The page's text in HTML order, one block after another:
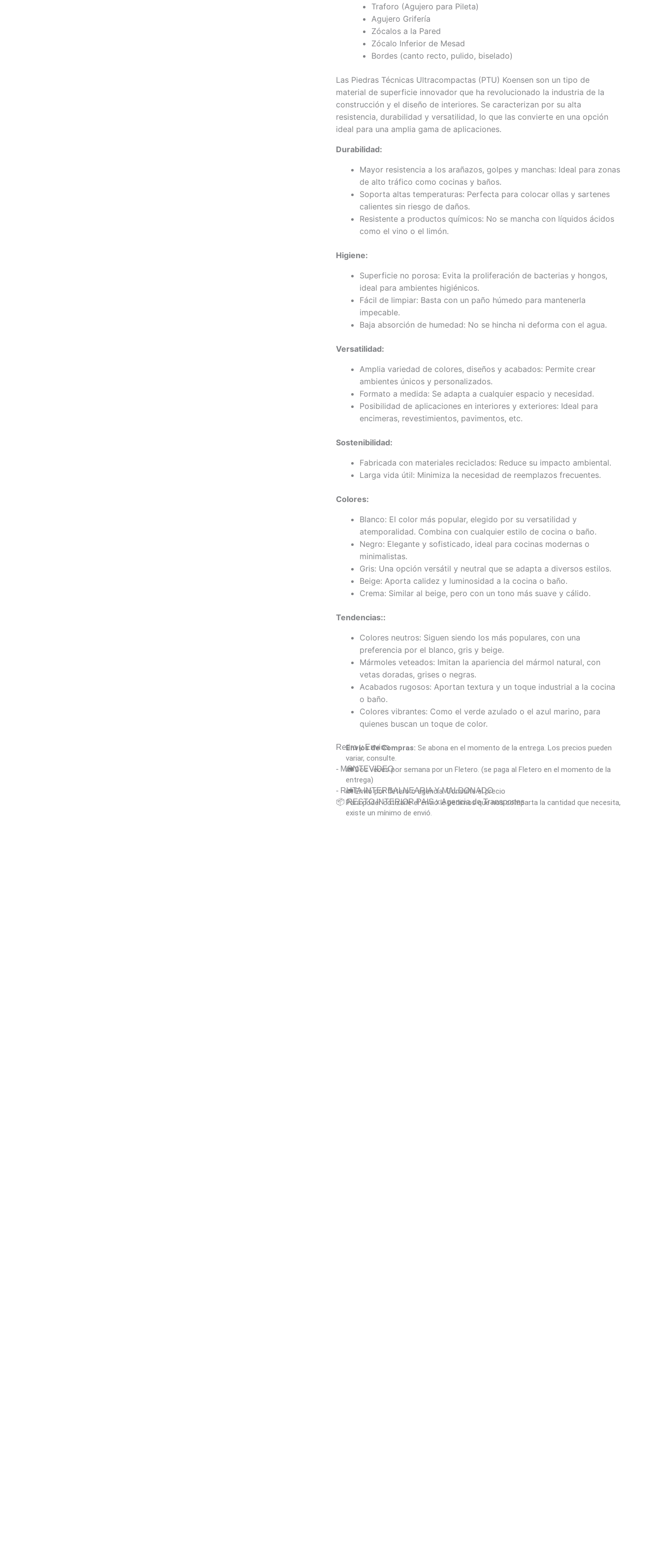
Traforo (Agujero para Pileta)
Agujero Grifería
Zócalos a la Pared
Zócalo Inferior de Mesad
Bordes (canto recto, pulido, biselado)
Las Piedras Técnicas Ultracompactas (PTU) Koensen son un tipo de
material de superficie innovador que ha revolucionado la industria de la
construcción y el diseño de interiores. Se caracterizan por su alta
resistencia, durabilidad y versatilidad, lo que las convierte en una opción
ideal para una amplia gama de aplicaciones.
Durabilidad:
Mayor resistencia a los arañazos, golpes y manchas: Ideal para zonas
de alto tráfico como cocinas y baños.
Soporta altas temperaturas: Perfecta para colocar ollas y sartenes
calientes sin riesgo de daños.
Resistente a productos químicos: No se mancha con líquidos ácidos
como el vino o el limón.
Higiene:
Superficie no porosa: Evita la proliferación de bacterias y hongos,
ideal para ambientes higiénicos.
Fácil de limpiar: Basta con un paño húmedo para mantenerla
impecable.
Baja absorción de humedad: No se hincha ni deforma con el agua.
Versatilidad:
Amplia variedad de colores, diseños y acabados: Permite crear
ambientes únicos y personalizados.
Formato a medida: Se adapta a cualquier espacio y necesidad.
Posibilidad de aplicaciones en interiores y exteriores: Ideal para
encimeras, revestimientos, pavimentos, etc.
Sostenibilidad:
Fabricada con materiales reciclados: Reduce su impacto ambiental.
Larga vida útil: Minimiza la necesidad de reemplazos frecuentes.
Colores:
Blanco: El color más popular, elegido por su versatilidad y
atemporalidad. Combina con cualquier estilo de cocina o baño.
Negro: Elegante y sofisticado, ideal para cocinas modernas o
minimalistas.
Gris: Una opción versátil y neutral que se adapta a diversos estilos.
Beige: Aporta calidez y luminosidad a la cocina o baño.
Crema: Similar al beige, pero con un tono más suave y cálido.
Tendencias::
Colores neutros: Siguen siendo los más populares, con una
preferencia por el blanco, gris y beige.
Mármoles veteados: Imitan la apariencia del mármol natural, con
vetas doradas, grises o negras.
Acabados rugosos: Aportan textura y un toque industrial a la cocina
o baño.
Colores vibrantes: Como el verde azulado o el azul marino, para
quienes buscan un toque de color.
Retiro y Envios
Envíos de Compras: Se abona en el momento de la entrega. Los precios pueden
variar, consulte.
- MONTEVIDEO
🚛 Dos veces por semana por un Fletero. (se paga al Fletero en el momento de la
entrega)
- RUTA INTERBALNEARIA Y MALDONADO
🚛 Envió por fletero o agencia. Consulte el precio
📦 RESTO INTERIOR PAIS x Agencia de Transportes
Para poder cotizarle el envió le pedimos que nos comparta la cantidad que necesita,
existe un mínimo de envió.